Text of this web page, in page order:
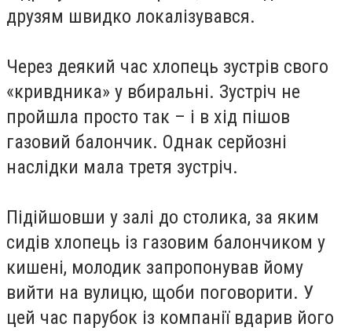
друзям швидко локалізувався.
Через деякий час хлопець зустрів свого
«кривдника» у вбиральні. Зустріч не
пройшла просто так – і в хід пішов
газовий балончик. Однак серйозні
наслідки мала третя зустріч.
Підійшовши у залі до столика, за яким
сидів хлопець із газовим балончиком у
кишені, молодик запропонував йому
вийти на вулицю, щоби поговорити. У
цей час парубок із компанії вдарив його